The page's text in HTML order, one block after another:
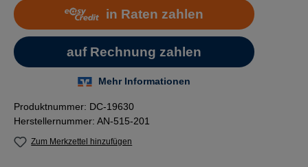
Produktnummer: DC-19630
Herstellernummer: AN-515-201
Zum Merkzettel hinzufügen